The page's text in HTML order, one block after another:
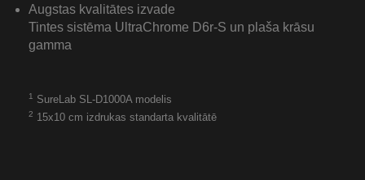
Augstas kvalitātes izvade
Tintes sistēma UltraChrome D6r-S un plaša krāsu
gamma
1 SureLab SL-D1000A modelis
2 15x10 cm izdrukas standarta kvalitātē